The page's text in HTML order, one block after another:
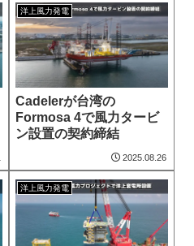
洋上風力発電
Cadelerが台湾の
Formosa 4で風力タービ
ン設置の契約締結
2025.08.26
洋上風力発電